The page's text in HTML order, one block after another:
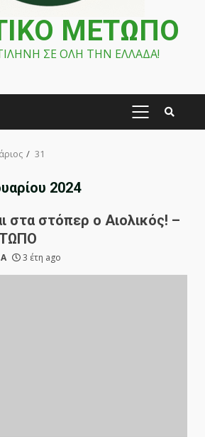
ΜΕΤΩΠΟ
ΣΕ ΟΛΗ ΤΗΝ ΕΛΛΑΔΑ!
PRIMARY
31
2024
στα στόπερ ο Αιολικός! –
3 έτη ago